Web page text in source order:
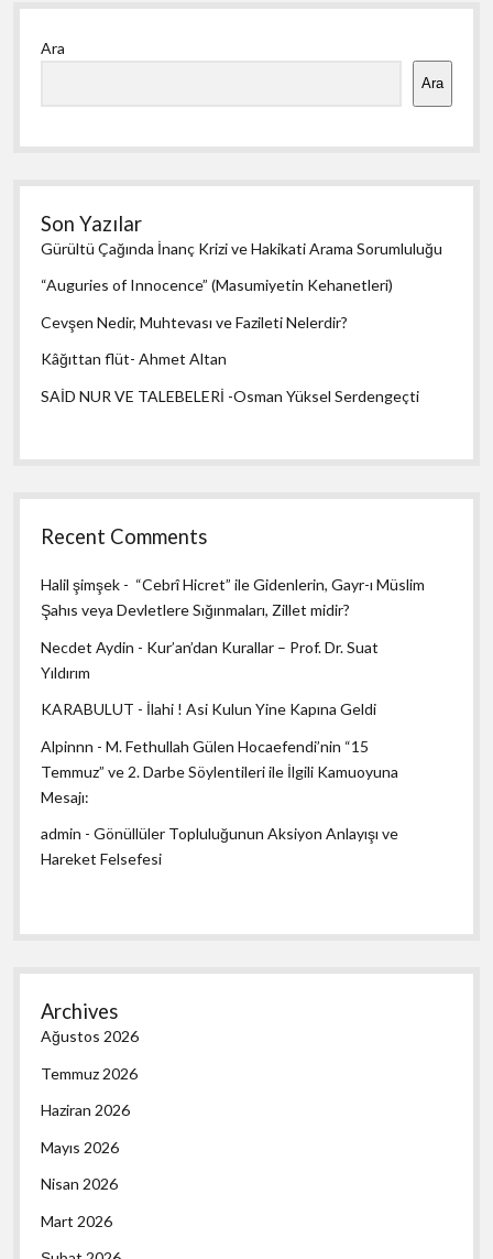
Yan
Menü
Ara
Ara
Son Yazılar
Gürültü Çağında İnanç Krizi ve Hakikati Arama Sorumluluğu
“Auguries of Innocence” (Masumiyetin Kehanetleri)
Cevşen Nedir, Muhtevası ve Fazileti Nelerdir?
Kâğıttan flüt- Ahmet Altan
SAİD NUR VE TALEBELERİ -Osman Yüksel Serdengeçti
Recent Comments
Halil şimşek - “Cebrî Hicret” ile Gidenlerin, Gayr-ı Müslim
Şahıs veya Devletlere Sığınmaları, Zillet midir?
Necdet Aydin - Kur’an’dan Kurallar – Prof. Dr. Suat
Yıldırım
KARABULUT - İlahi ! Asi Kulun Yine Kapına Geldi
Alpinnn -M. Fethullah Gülen Hocaefendi’nin “15
Temmuz” ve 2. Darbe Söylentileri ile İlgili Kamuoyuna
Mesajı:
admin -Gönüllüler Topluluğunun Aksiyon Anlayışı ve
Hareket Felsefesi
Archives
Ağustos 2026
Temmuz 2026
Haziran 2026
Mayıs 2026
Nisan 2026
Mart 2026